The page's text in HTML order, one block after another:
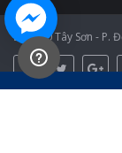
ĐC: 430 Tây Sơn - P.